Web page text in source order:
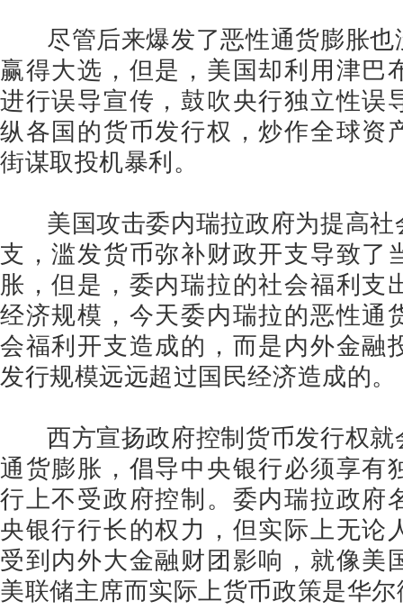
尽管后来爆发了恶性通货膨胀也
赢得大选，但是，美国却利用津巴
进行误导宣传，鼓吹央行独立性误
纵各国的货币发行权，炒作全球资
街谋取投机暴利。
美国攻击委内瑞拉政府为提高社
支，滥发货币弥补财政开支导致了
胀，但是，委内瑞拉的社会福利支
经济规模，今天委内瑞拉的恶性通
会福利开支造成的，而是内外金融
发行规模远远超过国民经济造成的。
西方宣扬政府控制货币发行权就
通货膨胀，倡导中央银行必须享有
行上不受政府控制。委内瑞拉政府
央银行行长的权力，但实际上无论
受到内外大金融财团影响，就像美
美联储主席而实际上货币政策是华